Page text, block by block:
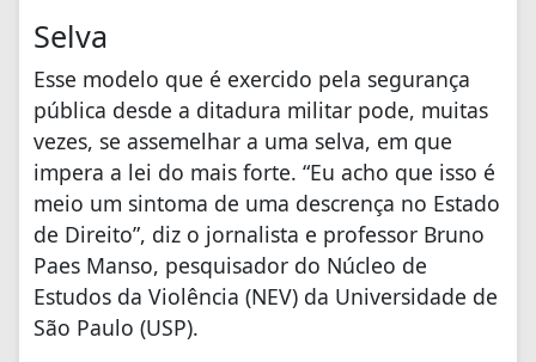
Selva
Esse modelo que é exercido pela segurança
pública desde a ditadura militar pode, muitas
vezes, se assemelhar a uma selva, em que
impera a lei do mais forte. “Eu acho que isso é
meio um sintoma de uma descrença no Estado
de Direito”, diz o jornalista e professor Bruno
Paes Manso, pesquisador do Núcleo de
Estudos da Violência (NEV) da Universidade de
São Paulo (USP).